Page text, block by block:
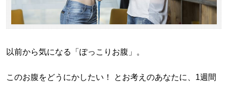
以前から気になる「ぽっこりお腹」。
このお腹をどうにかしたい！ とお考えのあなたに、1週間